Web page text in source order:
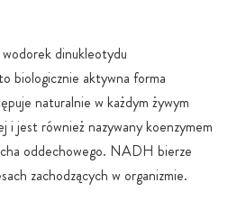
dinukleotydu
biologicznie aktywna forma
naturalnie w każdym żywym
i jest również nazywany koenzymem
oddechowego. NADH bierze
zachodzących w organizmie.